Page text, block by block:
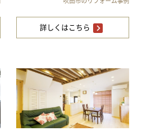
詳しくはこちら